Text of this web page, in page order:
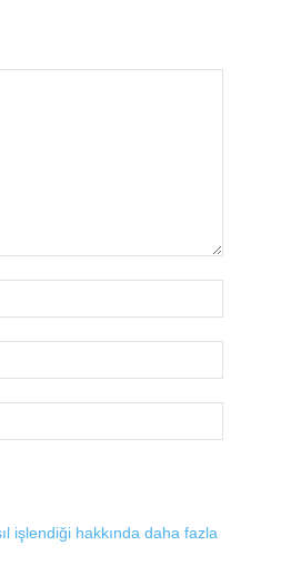
işlendiği hakkında daha fazla